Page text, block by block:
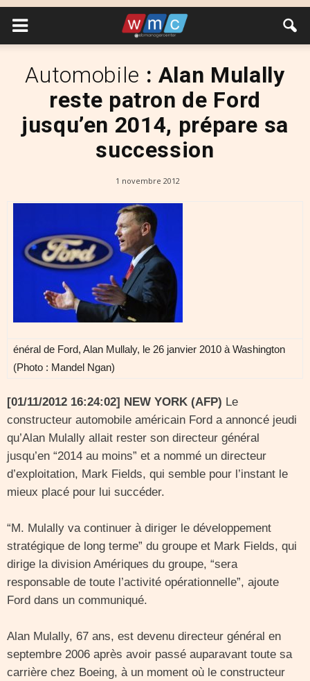
Automobile : Alan Mulally
reste patron de Ford
jusqu’en 2014, prépare sa
succession
1 novembre 2012
énéral de Ford, Alan Mullaly, le 26 janvier 2010 à Washington
(Photo : Mandel Ngan)
[01/11/2012 16:24:02] NEW YORK (AFP) Le
constructeur automobile américain Ford a annoncé jeudi
qu’Alan Mulally allait rester son directeur général
jusqu’en “2014 au moins” et a nommé un directeur
d’exploitation, Mark Fields, qui semble pour l’instant le
mieux placé pour lui succéder.
“M. Mulally va continuer à diriger le développement
stratégique de long terme” du groupe et Mark Fields, qui
dirige la division Amériques du groupe, “sera
responsable de toute l’activité opérationnelle”, ajoute
Ford dans un communiqué.
Alan Mulally, 67 ans, est devenu directeur général en
septembre 2006 après avoir passé auparavant toute sa
carrière chez Boeing, à un moment où le constructeur